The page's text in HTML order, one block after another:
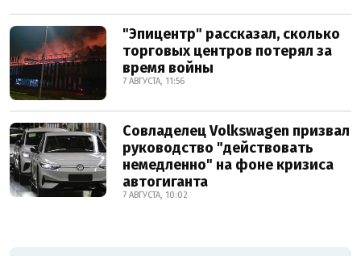
"Эпицентр" рассказал, сколько
торговых центров потерял за
время войны
7 АВГУСТА, 11:56
Совладелец Volkswagen призвал
руководство "действовать
немедленно" на фоне кризиса
автогиганта
7 АВГУСТА, 10:02